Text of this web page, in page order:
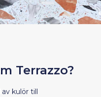
Terrazzo?
kulör till